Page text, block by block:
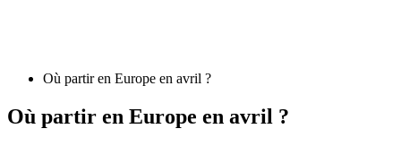
Où partir en Europe en avril ?
Où partir en Europe en avril ?